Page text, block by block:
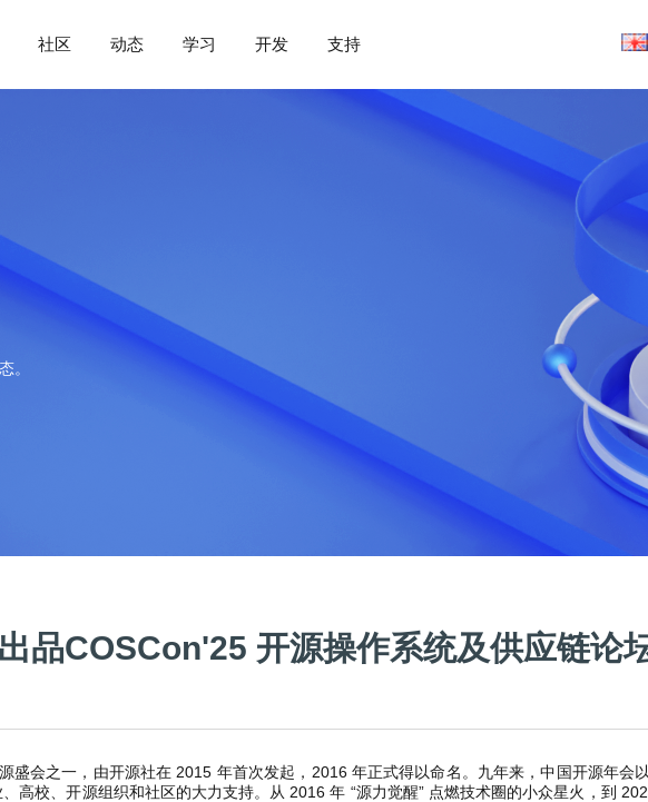
社区 动态 学习 开发 支持
。
品COSCon'25 开源操作系统及供应链论
盛会之一，由开源社在 2015 年首次发起，2016 年正式得以命名。九年来，中国开源年会
高校、开源组织和社区的大力支持。从 2016 年 “源力觉醒” 点燃技术圈的小众星火，到